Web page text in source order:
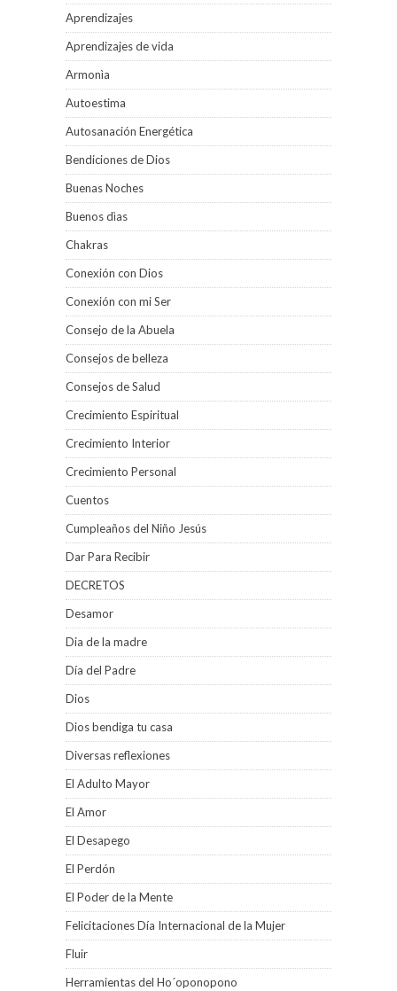
Aprendizajes
Aprendizajes de vida
Armonìa
Autoestima
Autosanación Energética
Bendiciones de Dios
Buenas Noches
Buenos dìas
Chakras
Conexión con Dios
Conexión con mi Ser
Consejo de la Abuela
Consejos de belleza
Consejos de Salud
Crecimiento Espiritual
Crecimiento Interior
Crecimiento Personal
Cuentos
Cumpleaños del Niño Jesús
Dar Para Recibir
DECRETOS
Desamor
Dia de la madre
Día del Padre
Dios
Dios bendiga tu casa
Diversas reflexiones
El Adulto Mayor
El Amor
El Desapego
El Perdón
El Poder de la Mente
Felicitaciones Día Internacional de la Mujer
Fluir
Herramientas del Ho´oponopono